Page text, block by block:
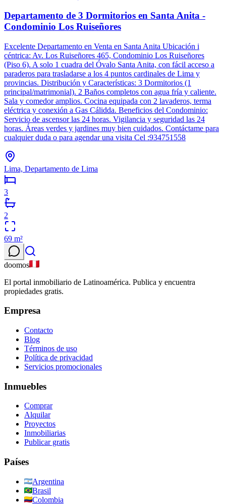
Departamento de 3 Dormitorios en Santa Anita -
Condominio Los Ruiseñores
Excelente Departamento en Venta en Santa Anita Ubicación i
céntrica: Av. Los Ruiseñores 465, Condominio Los Ruiseñores
(Piso 6). A solo 1 cuadra del Óvalo Santa Anita, con fácil acceso a
paraderos para trasladarse a los 4 puntos cardinales de Lima y
provincias. Distribución y Características: 3 Dormitorios (1
principal/matrimonial). 2 Baños completos con agua fría y caliente.
Sala y comedor amplios. Cocina equipada con 2 lavaderos, terma
eléctrica y conexión a Gas Cálidda. Beneficios del Condominio:
Servicio de ascensor las 24 horas. Vigilancia y seguridad las 24
horas. Áreas verdes y jardines muy bien cuidados. Contáctame para
cualquier duda o para agendar una visita Cel :934751558
Lima, Departamento de Lima
3
2
69 m²
doomos
El portal inmobiliario de Latinoamérica. Publica y encuentra
propiedades gratis.
Empresa
Contacto
Blog
Términos de uso
Política de privacidad
Servicios promocionales
Inmuebles
Comprar
Alquilar
Proyectos
Inmobiliarias
Publicar gratis
Países
Argentina
Brasil
Colombia